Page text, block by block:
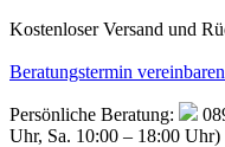
Kostenloser Versand und
Beratungstermin vereinbaren
Persönliche Beratung:
Uhr, Sa. 10:00 – 18:00 Uhr)